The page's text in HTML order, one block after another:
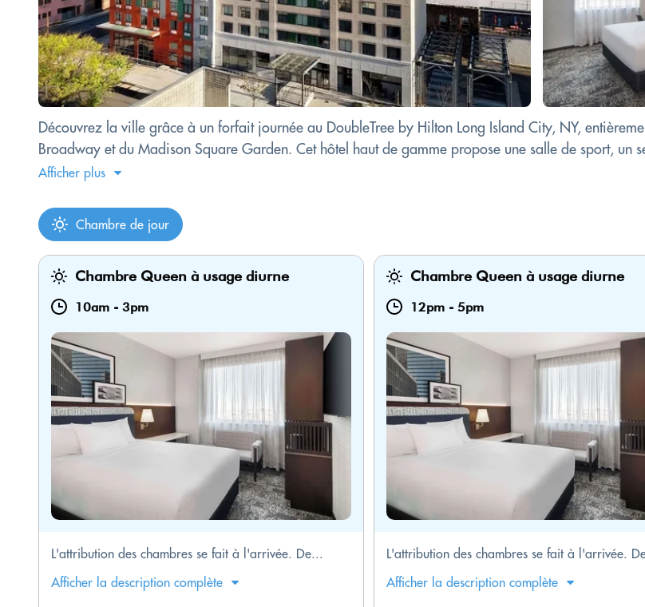
Découvrez la ville grâce à un forfait journée au DoubleTree by Hilton Long Island City, NY,
Broadway et du Madison Square Garden. Cet hôtel haut de gamme propose une salle de sport, un
Afficher plus
Chambre de jour
Chambre Queen à usage diurne
10am - 3pm
L'attribution des chambres se fait à l'arrivée. De...
Afficher la description complète
Chambre Queen à usage diurne
12pm - 5pm
L'attribution des chambres se fait à l'arrivée.
Afficher la description complète